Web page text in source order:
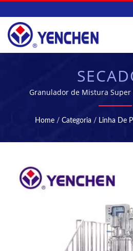
Granulador de Mistura Super
MACHINERY CO., LTD. tem
fabricação de Máquinas
Home / Categoria / Linha De